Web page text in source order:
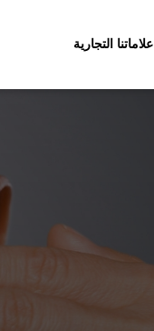
علاماتنا التجارية